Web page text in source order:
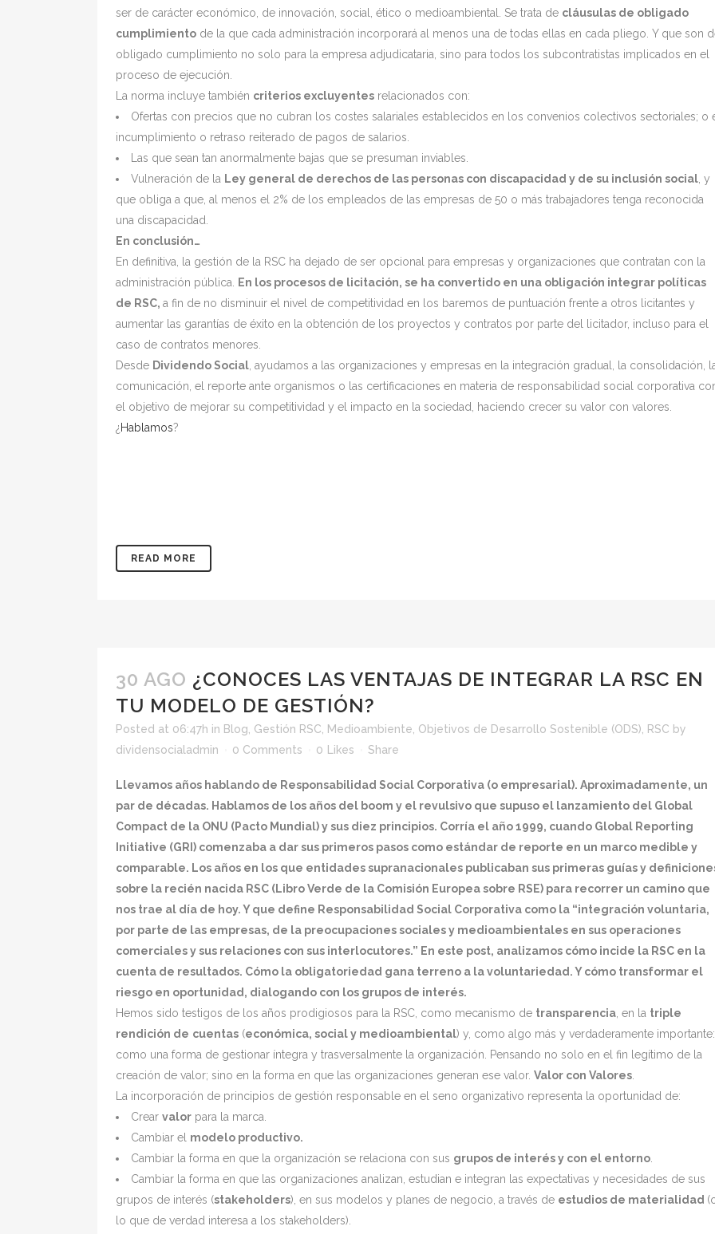
ser de carácter económico, de innovación, social, ético o medioambiental. Se trata de cláusulas de obligado
cumplimiento de la que cada administración incorporará al menos una de todas ellas en cada pliego. Y que son
obligado cumplimiento no solo para la empresa adjudicataria, sino para todos los subcontratistas implicados en el
proceso de ejecución.
La norma incluye también criterios excluyentes relacionados con:
Ofertas con precios que no cubran los costes salariales establecidos en los convenios colectivos sectoriales; o
incumplimiento o retraso reiterado de pagos de salarios.
Las que sean tan anormalmente bajas que se presuman inviables.
Vulneración de la Ley general de derechos de las personas con discapacidad y de su inclusión social , y
que obliga a que, al menos el 2% de los empleados de las empresas de 50 o más trabajadores tenga reconocida
una discapacidad.
En conclusión…
En definitiva, la gestión de la RSC ha dejado de ser opcional para empresas y organizaciones que contratan con la
administración pública.
En los procesos de licitación, se ha convertido en una obligación integrar políticas
de RSC, a fin de no disminuir el nivel de competitividad en los baremos de puntuación frente a otros licitantes y
aumentar las garantías de éxito en la obtención de los proyectos y contratos por parte del licitador, incluso para el
caso de contratos menores.
Desde Dividendo Social , ayudamos a las organizaciones y empresas en la integración gradual, la consolidación,
comunicación, el reporte ante organismos o las certificaciones en materia de responsabilidad social corporativa
el objetivo de mejorar su competitividad y el impacto en la sociedad, haciendo crecer su valor con valores.
¿ Hablamos?
READ MORE
30 AGO ¿CONOCES LAS VENTAJAS DE INTEGRAR LA RSC EN
TU MODELO DE GESTIÓN?
Posted at 06:47h in Blog Gestión RSC Medioambiente Objetivos de Desarrollo Sostenible (ODS) RSC by
dividensocialadmin
0 Comments 0 Likes Share
Llevamos años hablando de Responsabilidad Social Corporativa (o empresarial). Aproximadamente, un
par de décadas. Hablamos de los años del boom y el revulsivo que supuso el lanzamiento del Global
Compact de la ONU (Pacto Mundial) y sus diez principios. Corría el año 1999, cuando Global Reporting
Initiative (GRI) comenzaba a dar sus primeros pasos como estándar de reporte en un marco medible y
comparable. Los años en los que entidades supranacionales publicaban sus primeras guías y
sobre la recién nacida RSC (Libro Verde de la Comisión Europea sobre RSE) para recorrer un camino que
nos trae al día de hoy. Y que define Responsabilidad Social Corporativa como la “integración voluntaria,
por parte de las empresas, de la preocupaciones sociales y medioambientales en sus operaciones
comerciales y sus relaciones con sus interlocutores.” En este post, analizamos cómo incide la RSC en la
cuenta de resultados. Cómo la obligatoriedad gana terreno a la voluntariedad. Y cómo transformar el
riesgo en oportunidad, dialogando con los grupos de interés.
Hemos sido testigos de los años prodigiosos para la RSC, como mecanismo de transparencia , en la triple
rendición de cuentas (económica, social y medioambiental) y, como algo más y verdaderamente importante:
como una forma de gestionar íntegra y trasversalmente la organización. Pensando no solo en el fin legítimo de la
creación de valor; sino en la forma en que las organizaciones generan ese valor. Valor con Valores
La incorporación de principios de gestión responsable en el seno organizativo representa la oportunidad de:
Crear valor para la marca.
Cambiar el modelo productivo.
Cambiar la forma en que la organización se relaciona con sus grupos de interés y con el entorno
Cambiar la forma en que las organizaciones analizan, estudian e integran las expectativas y necesidades de sus
grupos de interés (stakeholders), en sus modelos y planes de negocio, a través de estudios de materialidad
lo que de verdad interesa a los stakeholders).